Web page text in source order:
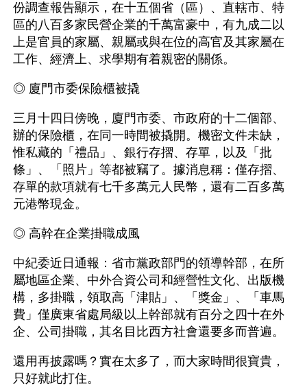
份調查報告顯示，在十五個省（區）、直轄市、特
區的八百多家民營企業的千萬富豪中，有九成二以
上是官員的家屬、親屬或與在位的高官及其家屬在
工作、經濟上、求學期有着親密的關係。
◎ 廈門市委保險櫃被撬
三月十四日傍晚，廈門市委、市政府的十二個部、
辦的保險櫃，在同一時間被撬開。機密文件未缺，
惟私藏的「禮品」、銀行存摺、存單，以及「批
條」、「照片」等都被竊了。據消息稱：僅存摺、
存單的款項就有七千多萬元人民幣，還有二百多萬
元港幣現金。
◎ 高幹在企業掛職成風
中紀委近日通報：省市黨政部門的領導幹部，在所
屬地區企業、中外合資公司和經營性文化、出版機
構，多掛職，領取高「津貼」、「獎金」、「車馬
費」僅廣東省處局級以上幹部就有百分之四十在外
企、公司掛職，其名目比西方社會還要多而普遍。
還用再披露嗎？實在太多了，而大家時間很寶貴，
只好就此打住。